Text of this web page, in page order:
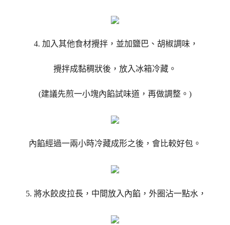
4. 加入其他食材攪拌，並加鹽巴、胡椒調味，
攪拌成黏稠狀後，放入冰箱冷藏。
(建議先煎一小塊內餡試味道，再做調整。)
內餡經過一兩小時冷藏成形之後，會比較好包。
5. 將水餃皮拉長，中間放入內餡，外圈沾一點水，